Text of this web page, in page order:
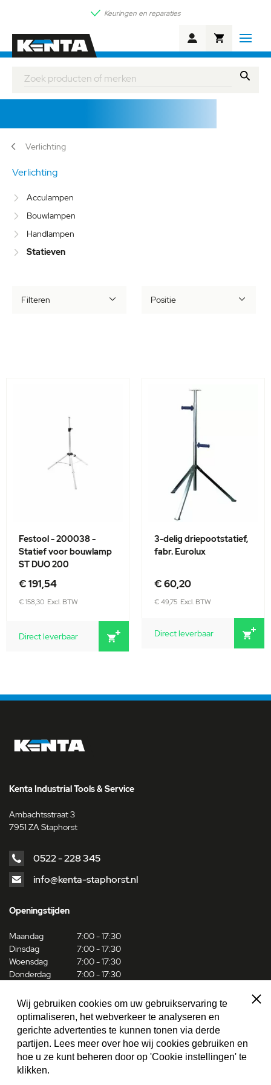
Keuringen en reparaties
Winkelwagen
Statieven
Verlichting
Verlichting
Acculampen
Bouwlampen
Handlampen
Statieven
Filteren
Festool - 200038 -
Statief voor bouwlamp
ST DUO 200
Speciale
€ 191,54
€ 158,30
Direct leverbaar
3-delig driepootstatief,
fabr. Eurolux
€ 60,20
€ 49,75
Direct leverbaar
Kenta Industrial Tools & Service
Ambachtsstraat 3
7951 ZA Staphorst
0522 - 228 345
info@kenta-staphorst.nl
Openingstijden
Maandag
Dinsdag
Woensdag
Donderdag
Zaterdag
7:00 - 17:30
7:00 - 17:30
7:00 - 17:30
7:00 - 17:30
8:30 - 12:00
Social media
Facebook
Linkedin
Wij gebruiken cookies om uw gebruikservaring te
optimaliseren, het webverkeer te analyseren en
gerichte advertenties te kunnen tonen via derde
partijen. Lees meer over hoe wij cookies gebruiken en
hoe u ze kunt beheren door op 'Cookie instellingen' te
klikken.